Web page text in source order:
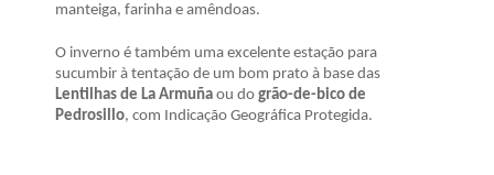
manteiga, farinha e amêndoas.
O inverno é também uma excelente estação para
sucumbir à tentação de um bom prato à base das
Lentilhas de La Armuña ou do grão-de-bico de
Pedrosillo, com Indicação Geográfica Protegida.